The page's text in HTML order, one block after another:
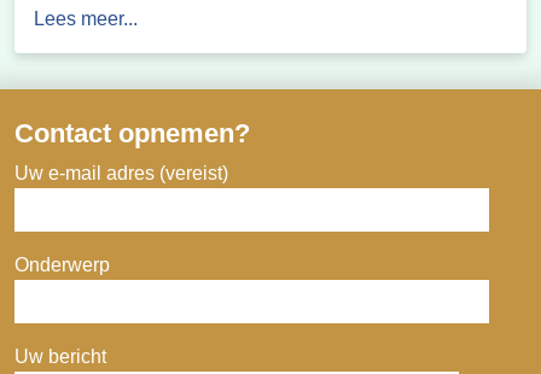
een deel van het Groninger Westerkwartier veilig en
leefbaar.
Lees meer...
Contact opnemen?
Uw e-mail adres (vereist)
Onderwerp
Uw bericht